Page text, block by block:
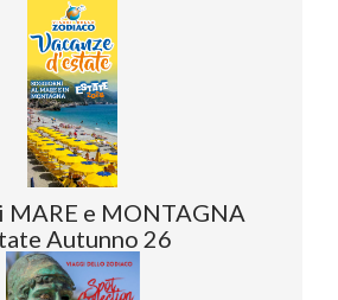
MARE e MONTAGNA
Autunno 26